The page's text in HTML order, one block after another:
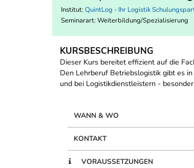
Institut: QuintLog - Ihr Logistik
Seminarart: Weiterbildung/Spezialisierung
KURSBESCHREIBUNG
Dieser Kurs bereitet effizient auf die
Den Lehrberuf Betriebslogistik gibt es
und bei Logistikdienstleistern -
WANN & WO
KONTAKT
VORAUSSETZUNGEN